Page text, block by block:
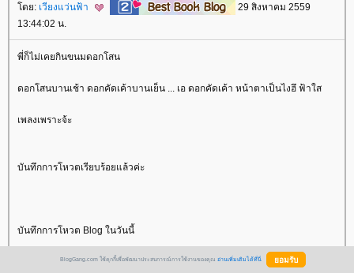
ดย: เวียงแว่นฟ้า
29 สิงหาคม 2559
13:44:02 น.
พี่ก็ไม่เคยกินขนมดอกโสน
ดอกโสนบานเช้า ดอกคัดเค้าบานเย็น ... เอ ดอกคัดเค้า หน้าตาเป็นไงฮึ ฟ้าใส
เพลงเพราะจ้ะ
บันทึกการโหวตเรียบร้อยแล้วค่ะ
บันทึกการโหวต Blog ในวันนี้
ผู้เขียน Blog หมวดเนื้อหา Blog ได้รับโหวต
BlogGang.com ใช้คุกกี้เพื่อพัฒนาประสบการณ์การใช้งานของคุณ อ่านเพิ่มเติมได้ที่นี่